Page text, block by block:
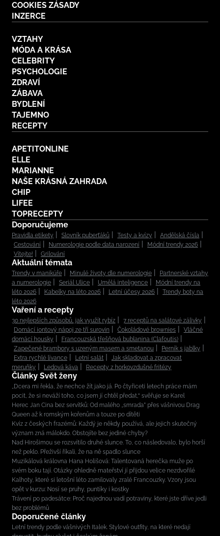
COOKIES ZÁSADY
INZERCE
VZTAHY
MÓDA A KRÁSA
CELEBRITY
PSYCHOLOGIE
ZDRAVÍ
ZÁBAVA
BYDLENÍ
TAJEMNO
RECEPTY
APETITONLINE
ELLE
MARIANNE
NAŠE KRÁSNÁ ZAHRADA
CHIP
LIFEE
TOPRECEPTY
Doporučujeme
Pravidla etikety Slovník puberťáků Testy a kvízy
Andělská čísla
Cestování
Numerologie podle data narození
Módní trendy 2026
Vítejte!
Grilování
Aktuální témata
Trendy v manikúře Minulé životy dle numerologie
Partnerské vztahy
a numerologie
Seriál Ulice Umělá inteligence
Módní trendy na
léto 2026
Kabelky na léto 2026 Letní účesy 2026
Trendy boty na
léto 2026
Vaření a recepty
30 nejlepších způsobů, jak využít rybíz
7 receptů na salátové zálivky
Domácí iontový nápoj ze tří surovin
Čokoládové brownies
Vláčné
domácí housky
Francouzská třešňová bublanina (Clafoutis)
Zapečené brambory s uzeným masem a smetanou
Perník s jablky
Extra rychlé lívance
Letní salát
Jak skladovat a zpracovat
meruňky
Ledová káva Recepty z horkovzdušné fritézy
Články Svět ženy
„Dcera mi řekla, že nechce žít jako já. Po čtyřiceti letech práce mám
pocit, že si neváží toho, co jsem jí chtěl předat,“ svěřuje se Karel
Herec Jan Cina bez servítků: Od malého „smrada” přes vášnivou Drag
Queen až k romským kořenům a touze po dítěti
Kvíz z českých frazémů: Každý je někdy používá, ale jejich skutečný
význam zná málokdo. Obstojíte bez jediné chyby?
Nad Hirošimou se rozsvítilo druhé slunce. To, co následovalo, bylo horší
než peklo. Přeživší říkali, že na ně spadlo slunce
Muzikálová královna Hana Holišová: Talentovaná herečka muže po
svém boku tají. Otázky ohledně mateřství jí přijdou velice nezdvořilé
Kalhoty, které si letošní léto zamilovaly zralé Francouzky. Vzory jsou
opět v kurzu: Nosí se pruhy, puntíky i kostky
Trávení po padesátce: Proč najednou vadí potraviny, které jste dříve jedli
bez problémů
Doporučené články
Letní trendy podle vášnivých Italek. Stylové outfity, na které nedají